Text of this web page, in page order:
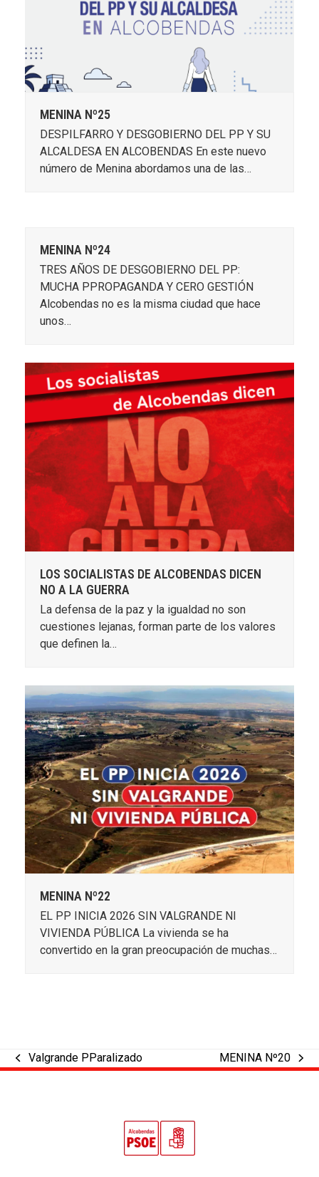
MENINA Nº25
DESPILFARRO Y DESGOBIERNO DEL PP Y SU
ALCALDESA EN ALCOBENDAS En este nuevo
número de Menina abordamos una de las…
MENINA Nº24
TRES AÑOS DE DESGOBIERNO DEL PP:
MUCHA PPROPAGANDA Y CERO GESTIÓN
Alcobendas no es la misma ciudad que hace
unos…
LOS SOCIALISTAS DE ALCOBENDAS DICEN
NO A LA GUERRA
La defensa de la paz y la igualdad no son
cuestiones lejanas, forman parte de los valores
que definen la…
MENINA Nº22
EL PP INICIA 2026 SIN VALGRANDE NI
VIVIENDA PÚBLICA La vivienda se ha
convertido en la gran preocupación de muchas…
previous
Valgrande PParalizado
next
MENINA Nº20